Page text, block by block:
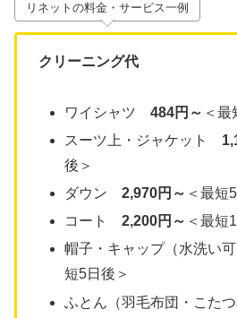
リネットの料金・サービス一例
クリーニング代
ワイシャツ484円～ ＜最
スーツ上・ジャケット
後＞
ダウン2,970円～ ＜最短
コート2,200円～ ＜最短
帽子・キャップ（水洗い
短5日後＞
ふとん（羽毛布団・こた